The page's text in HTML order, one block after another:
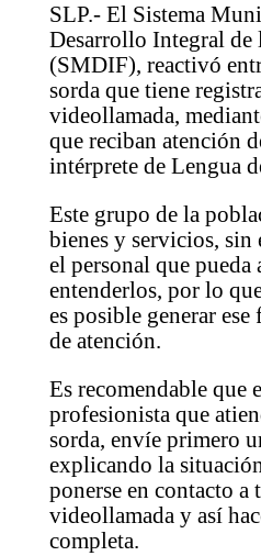
SLP.- El Sistema
Desarrollo Integral de
(SMDIF), reactivó
sorda que tiene
videollamada,
que reciban atención
intérprete de Lengua
Este grupo de la
bienes y servicios, sin
el personal que pueda
entenderlos, por lo
es posible generar
de atención.
Es recomendable que
profesionista que
sorda, envíe primero
explicando la
ponerse en contacto a
videollamada y así
completa.